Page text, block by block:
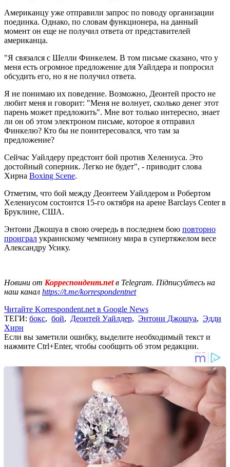
Американцу уже отправили запрос по поводу организации
поединка. Однако, по словам функционера, на данный
момент он еще не получил ответа от представителей
американца.
"Я связался с Шелли Финкелем. В том письме сказано, что у
меня есть огромное предложение для Уайлдера и попросил
обсудить его, но я не получил ответа.
Я не понимаю их поведение. Возможно, Деонтей просто не
любит меня и говорит: "Меня не волнует, сколько денег этот
парень может предложить". Мне вот только интересно, знает
ли он об этом электроном письме, которое я отправил
Финкелю? Кто бы не поинтересовался, что там за
предложение?
Сейчас Уайлдеру предстоит бой против Хелениуса. Это
достойный соперник. Легко не будет", - приводит слова
Хирна Boxing Scene.
Отметим, что бой между Деонтеем Уайлдером и Робертом
Хелениусом состоится 15-го октября на арене Barclays Center в
Бруклине, США.
Энтони Джошуа в свою очередь в последнем бою повторно
проиграл украинскому чемпиону мира в супертяжелом весе
Александру Усику.
Новини от Корреспондент.netв Telegram. Підписуйтесь на
наш канал https://t.me/korrespondentnet
Читайте Korrespondent.net в Google News
ТЕГИ: бокс, бой, Деонтей Уайлдер, Энтони Джошуа, Эдди
Хирн
Если вы заметили ошибку, выделите необходимый текст и
нажмите Ctrl+Enter, чтобы сообщить об этом редакции.